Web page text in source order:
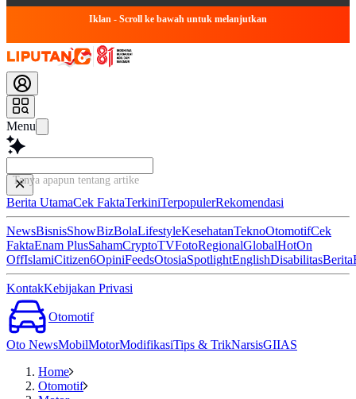
Iklan - Scroll ke bawah untuk melanjutkan
Menu
Tanya apapun tentang artikel ini..
Berita UtamaCek FaktaTerkiniTerpopulerRekomendasi
NewsBisnisShowBizBolaLifestyleKesehatanTeknoOtomotifCek
FaktaEnam PlusSahamCryptoTVFotoRegionalGlobalHotOn
OffIslamiCitizen6OpiniFeedsOtosiaSpotlightEnglishDisabilitasBerita
KontakKebijakan Privasi
Otomotif
Oto NewsMobilMotorModifikasiTips & TrikNarsisGIIAS
Home
Otomotif